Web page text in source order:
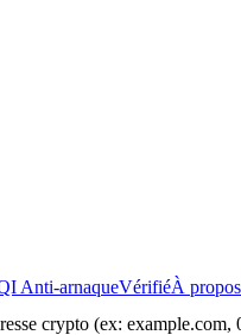
Anti-arnaqueVérifiéÀ propos
crypto (ex: example.com,